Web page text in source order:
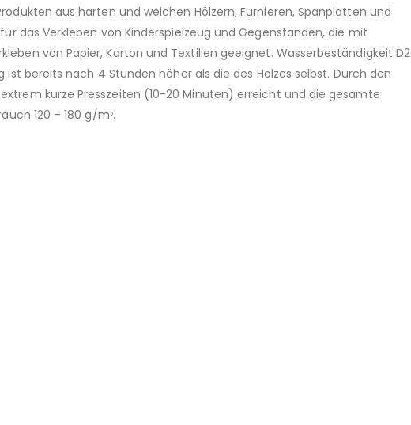
aus harten und weichen Hölzern, Furnieren, Spanplatten und
das Verkleben von Kinderspielzeug und Gegenständen, die mit
von Papier, Karton und Textilien geeignet. Wasserbeständigkeit D2
ist bereits nach 4 Stunden höher als die des Holzes selbst. Durch den
kurze Presszeiten (10-20 Minuten) erreicht und die gesamte
120 – 180 g/m2.